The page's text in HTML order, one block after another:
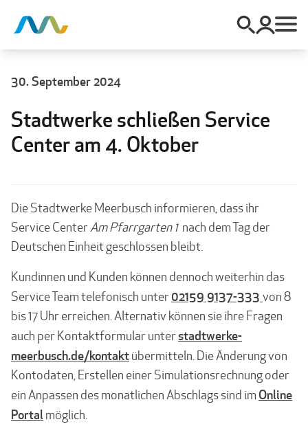
30. September 2024
Stadtwerke schließen Service
Center am 4. Oktober
Die Stadtwerke Meerbusch informieren, dass ihr
Service CenterAm Pfarrgarten 1 nach dem Tag der
Deutschen Einheit geschlossen bleibt.
Kundinnen und Kunden können dennoch weiterhin das
Service Team telefonisch unter 02159 9137-333 von 8
bis 17 Uhr erreichen. Alternativ können sie ihre Fragen
auch per Kontaktformular unterstadtwerke-
meerbusch.de/kontaktübermitteln. Die Änderung von
Kontodaten, Erstellen einer Simulationsrechnung oder
ein Anpassen des monatlichen Abschlags sind im Online
Portal möglich.